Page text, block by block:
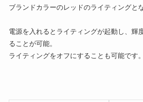
ブランドカラーのレッドのライティングと
電源を入れるとライティングが起動し、輝
ることが可能。
ライティングをオフにすることも可能です。